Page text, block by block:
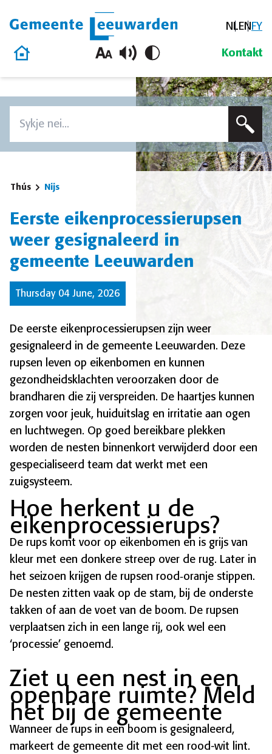
Gemeente Leeuwarden NLENFY
Thús
Kontakt
Thús Nijs
Eerste eikenprocessierupsen
weer gesignaleerd in
gemeente Leeuwarden
Thursday 04 June, 2026
De eerste eikenprocessierupsen zijn weer
gesignaleerd in de gemeente Leeuwarden. Deze
rupsen leven op eikenbomen en kunnen
gezondheidsklachten veroorzaken door de
brandharen die zij verspreiden. De haartjes kunnen
zorgen voor jeuk, huiduitslag en irritatie aan ogen
en luchtwegen. Op goed bereikbare plekken
worden de nesten binnenkort verwijderd door een
gespecialiseerd team dat werkt met een
zuigsysteem.
Hoe herkent u de
eikenprocessierups?
De rups komt voor op eikenbomen en is grijs van
kleur met een donkere streep over de rug. Later in
het seizoen krijgen de rupsen rood‑oranje stippen.
De nesten zitten vaak op de stam, bij de onderste
takken of aan de voet van de boom. De rupsen
verplaatsen zich in een lange rij, ook wel een
‘processie’ genoemd.
Ziet u een nest in een
openbare ruimte? Meld
het bij de gemeente
Wanneer de rups in een boom is gesignaleerd,
markeert de gemeente dit met een rood-wit lint.